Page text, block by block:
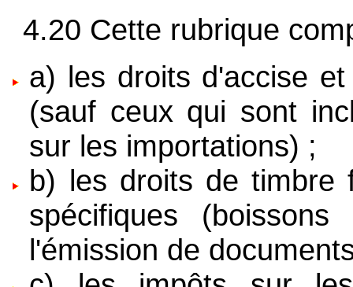
4.20 Cette rubrique
a) les droits d'accise
(sauf ceux qui sont
sur les importations) ;
b) les droits de timbre
spécifiques
l'émission de